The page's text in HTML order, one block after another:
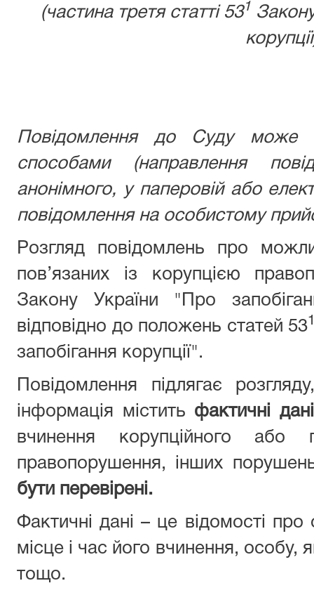
(частина третя статті 531
Повідомлення до Суду може
способами (направлення
анонімного, у паперовій або
повідомлення на особистому
Розгляд повідомлень про
пов’язаних із корупцією
Закону України "Про
відповідно до положень статей 53
запобігання корупції".
Повідомлення підлягає
інформація містить фактичні
вчинення корупційного або
правопорушення, інших
бути перевірені.
Фактичні дані – це відомості
місце і час його вчинення,
тощо.